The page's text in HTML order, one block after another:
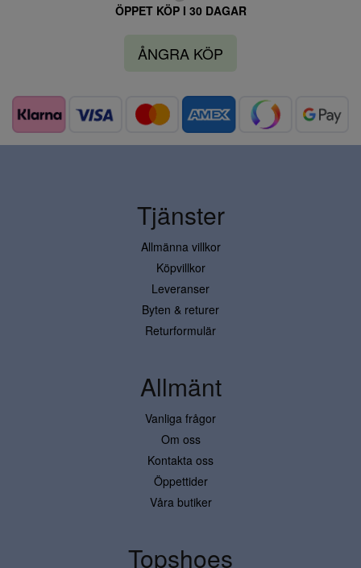
ÖPPET KÖP I 30 DAGAR
ÅNGRA KÖP
Tjänster
Allmänna villkor
Köpvillkor
Leveranser
Byten & returer
Returformulär
Allmänt
Vanliga frågor
Om oss
Kontakta oss
Öppettider
Våra butiker
Topshoes